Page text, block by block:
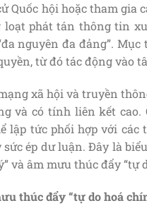
Quốc hội hoặc tham gia
phát tán thông tin
nguyên đa đảng”.
từ đó tác động vào
xã hội và truyền
và có tính liên kết cao.
lập tức phối hợp với
sức ép dư luận. Đây là
và âm mưu thúc đẩy “tự
thúc đẩy “tự do hoá